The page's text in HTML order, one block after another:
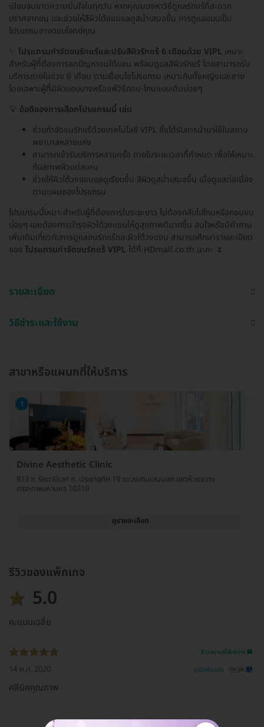
เนียนจนขาดความมั่นใจในทุกวัน หากคุณมองหาวิธีดูแลรักแร้ที่สะดวก
ปราศจากขน และช่วยให้สีผิวใต้แขนแลดูสม่ำเสมอขึ้น การดูแลแบบเป็น
โปรแกรมอาจตอบโจทย์คุณ
โปรแกรมกำจัดขนรักแร้และปรับสีผิวรักแร้ 6 เดือนด้วย VIPL เหมาะ
สำหรับผู้ที่ต้องการลดปัญหาขนใต้แขน พร้อมดูแลสีผิวรักแร้ โดยสามารถรับ
บริการภายในช่วง 6 เดือน ตามเงื่อนไขโปรแกรม เหมาะกับทั้งหญิงและชาย
โดยเฉพาะผู้ที่มีผิวบอบบางหรือแพ้วิธีถอน-โกนแบบเดิมบ่อยๆ
💡 ข้อดีของการเลือกโปรแกรมนี้ เช่น
ช่วยกำจัดขนรักแร้ด้วยเทคโนโลยี VIPL ซึ่งได้รับการนำมาใช้ในสถาน
พยาบาลหลายแห่ง
สามารถเข้ารับบริการหลายครั้ง ภายในระยะเวลาที่กำหนด เพื่อให้เหมาะ
กับสภาพผิวแต่ละคน
ช่วยให้ผิวใต้วงแขนแลดูเรียบขึ้น สีผิวดูสม่ำเสมอขึ้น เมื่อดูแลต่อเนื่อง
ตามแผนของโปรแกรม
โปรแกรมนี้เหมาะสำหรับผู้ที่ต้องการในระยะยาว ไม่ต้องกลับไปโกนหรือถอนขน
บ่อยๆ และต้องการบำรุงผิวใต้วงแขนให้ดูสุขภาพดีมากขึ้น สนใจหรือมีคำถาม
เพิ่มเติมเกี่ยวกับการดูแลขนรักแร้และผิวใต้วงแขน สามารถศึกษารายละเอียด
ของ โปรแกรมกำจัดขนรักแร้ VIPL ได้ที่ HDmall.co.th นะคะ 🌷
รายละเอียด
วิธีชำระและใช้งาน
สาขาหรือแผนกที่ให้บริการ
1
Divine Aesthetic Clinic
813 ซ. รัชดานิเวศ ถ. ประชาอุทิศ 19 แขวงสามเสนนอก เขตห้วยขวาง
กรุงเทพมหานคร 10310
ดูรายละเอียด
รีวิวของแพ็กเกจ
5.0
คะแนนเฉลี่ย
รีวิวสถานที่ให้บริการ 🏥
14 พ.ค. 2020 ดูรีวิวต้นฉบับ
คลีนิคคุณภาพ